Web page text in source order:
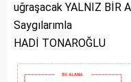
uğraşacak YALNIZ BİR
Saygılarımla
HADİ TONAROĞLU